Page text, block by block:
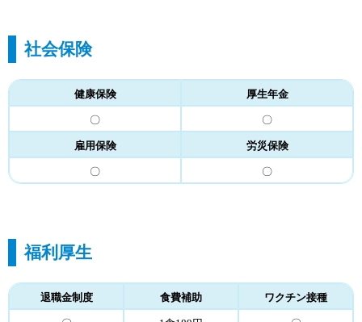
社会保険
健康保険 厚生年金
〇 〇
雇用保険 労災保険
〇 〇
福利厚生
退職金制度 食費補助 ワクチン接種